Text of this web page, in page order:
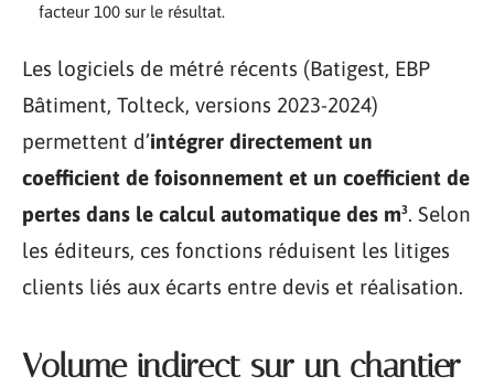
facteur 100 sur le résultat.
Les logiciels de métré récents (Batigest, EBP
Bâtiment, Tolteck, versions 2023-2024)
permettent d’intégrer directement un
coefficient de foisonnement et un coefficient de
pertes dans le calcul automatique des m³. Selon
les éditeurs, ces fonctions réduisent les litiges
clients liés aux écarts entre devis et réalisation.
Volume indirect sur un chantier